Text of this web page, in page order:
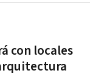
con locales